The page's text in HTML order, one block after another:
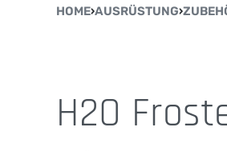
HOME›AUSRÜSTUNG›
H2O